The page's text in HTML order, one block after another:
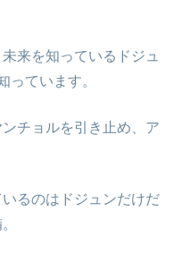
来を知っているドジュ
っています。
チョルを引き止め、ア
るのはドジュンだけだ